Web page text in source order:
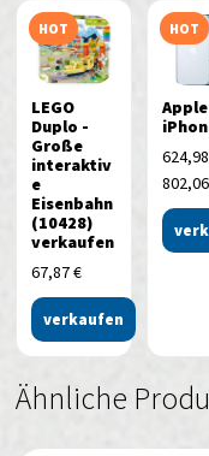
HOT
LEGO
Duplo -
Große
interaktiv
e
Eisenbahn
(10428)
verkaufen
67,87€
verkaufen
HOT
Apple
624,98
802,06
Ähnliche